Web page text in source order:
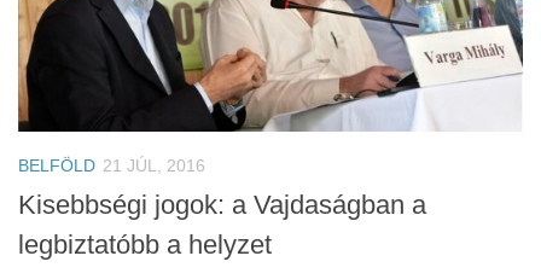
BELFÖLD 21 JÚL, 2016
Kisebbségi jogok: a Vajdaságban a
legbiztatóbb a helyzet